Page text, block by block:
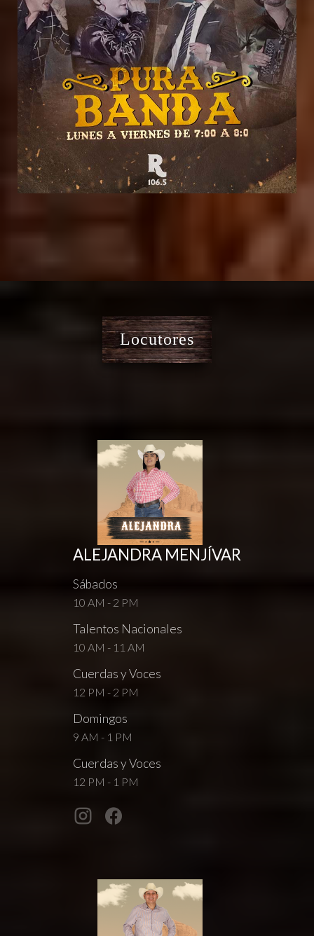
Locutores
ALEJANDRA MENJÍVAR
Sábados
10 AM - 2 PM
Talentos Nacionales
10 AM - 11 AM
Cuerdas y Voces
12 PM - 2 PM
Domingos
9 AM - 1 PM
Cuerdas y Voces
12 PM - 1 PM